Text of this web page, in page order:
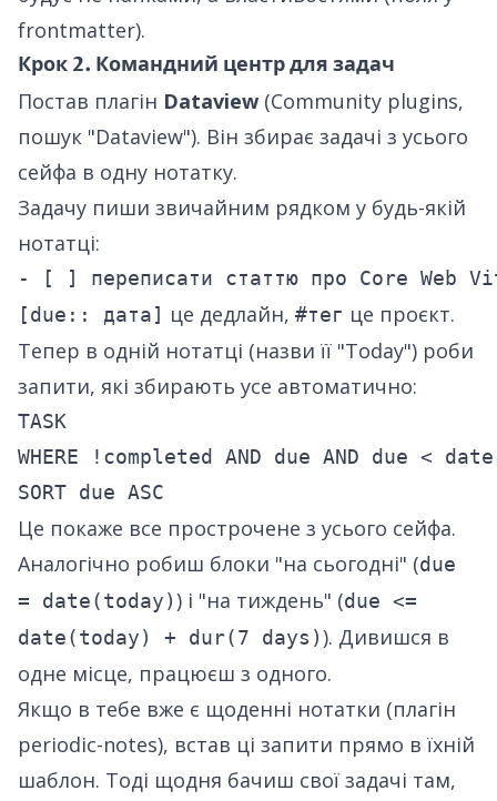
frontmatter).
Крок 2. Командний центр для задач
Постав плагін Dataview (Community plugins,
пошук "Dataview"). Він збирає задачі з усього
сейфа в одну нотатку.
Задачу пиши звичайним рядком у будь-якій
нотатці:
[due:: дата] це дедлайн, #тег це проєкт.
Тепер в одній нотатці (назви її "Today") роби
запити, які збирають усе автоматично:
TASK
WHERE !completed AND due AND due <
Це покаже все прострочене з усього сейфа.
Аналогічно робиш блоки "на сьогодні" (due
= date(today)) і "на тиждень" (due <=
date(today) + dur(7 days)). Дивишся в
одне місце, працюєш з одного.
Якщо в тебе вже є щоденні нотатки (плагін
periodic-notes), встав ці запити прямо в їхній
шаблон. Тоді щодня бачиш свої задачі там,